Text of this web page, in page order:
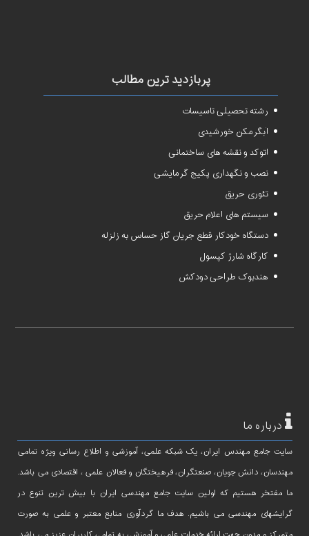
پربازدید ترین مطالب
رشته تحصیلی تاسیسات
آبگرمکن خورشیدی
اتوکد و نقشه های ساختمانی
نصب و نگهداری پکیج گرمایشی
تئوری حریق
سیستم های اعلام حریق
دستگاه خودکار قطع جریان گاز حساس به زلزله
کارگاه شارژ کپسول
هندبوک طراحی دودکش
درباره ما
سایت جامع مهندس ایران، یک شبکه علمی، آموزشی و اطلاع رسانی ویژه تمامی
مهندسان، دانش جویان، صنعتگران، فرهیختگان و فعالان علمی ، اقتصادی می باشد.
ما مفتخر هستیم که اولین سایت جامع مهندسی ایران با بیش ترین تنوع در
گرایشهای مهندسی می باشیم. هدف ما گردآوری منابع معتبر و علمی به صورت